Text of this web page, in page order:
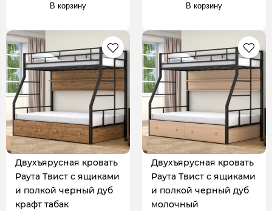
В корзину В корзину
Двухъярусная кровать
Раута Твист с ящиками
и полкой черный дуб
крафт табак
Двухъярусная кровать
Раута Твист с ящиками
и полкой черный дуб
молочный